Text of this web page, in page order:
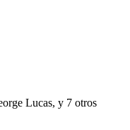
Lucas, y 7 otros